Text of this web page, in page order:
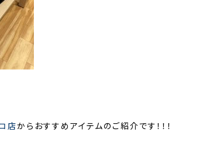
店からおすすめアイテムのご紹介です！！！